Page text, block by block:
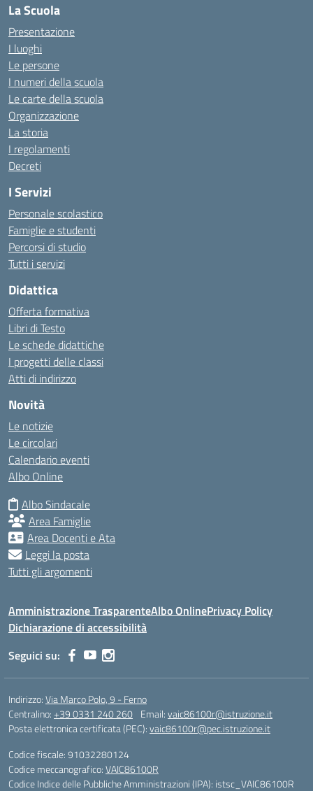
La Scuola
Presentazione
I luoghi
Le persone
I numeri della scuola
Le carte della scuola
Organizzazione
La storia
I regolamenti
Decreti
I Servizi
Personale scolastico
Famiglie e studenti
Percorsi di studio
Tutti i servizi
Didattica
Offerta formativa
Libri di Testo
Le schede didattiche
I progetti delle classi
Atti di indirizzo
Novità
Le notizie
Le circolari
Calendario eventi
Albo Online
Albo Sindacale
Area Famiglie
Area Docenti e Ata
Leggi la posta
Tutti gli argomenti
Amministrazione TrasparenteAlbo OnlinePrivacy Policy
Dichiarazione di accessibilità
Seguici su:
Indirizzo:Via Marco Polo, 9 - Ferno
Centralino:+39 0331 240 260 Email:vaic86100r@istruzione.it
Posta elettronica certificata (PEC):vaic86100r@pec.istruzione.it
Codice fiscale: 91032280124
Codice meccanografico:VAIC86100R
Codice Indice delle Pubbliche Amministrazioni (IPA): istsc_VAIC86100R